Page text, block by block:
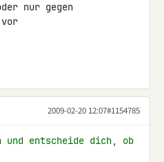
nur gegen
2009-02-20 12:07#1154785
und entscheide dich, ob